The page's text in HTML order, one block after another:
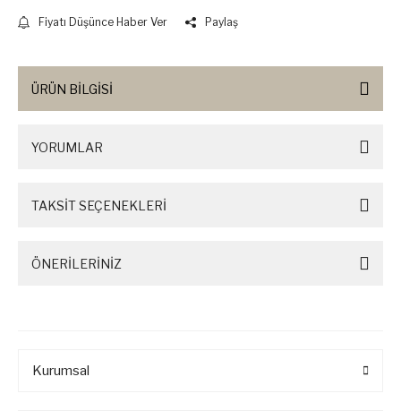
Fiyatı Düşünce Haber Ver Paylaş
ÜRÜN BİLGİSİ
YORUMLAR
TAKSİT SEÇENEKLERİ
ÖNERİLERİNİZ
Kurumsal